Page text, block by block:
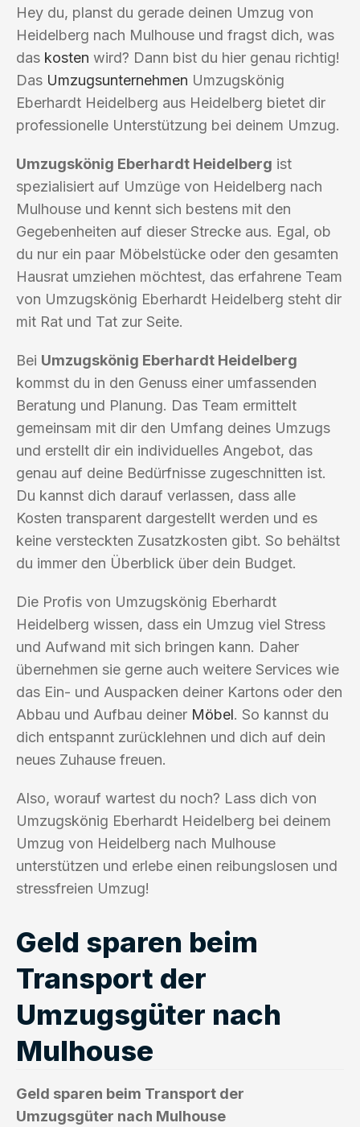
Hey du, planst du gerade deinen Umzug von
Heidelberg nach Mulhouse und fragst dich, was
das kosten wird? Dann bist du hier genau richtig!
Das Umzugsunternehmen Umzugskönig
Eberhardt Heidelberg aus Heidelberg bietet dir
professionelle Unterstützung bei deinem Umzug.
Umzugskönig Eberhardt Heidelberg ist
spezialisiert auf Umzüge von Heidelberg nach
Mulhouse und kennt sich bestens mit den
Gegebenheiten auf dieser Strecke aus. Egal, ob
du nur ein paar Möbelstücke oder den gesamten
Hausrat umziehen möchtest, das erfahrene Team
von Umzugskönig Eberhardt Heidelberg steht dir
mit Rat und Tat zur Seite.
Bei Umzugskönig Eberhardt Heidelberg
kommst du in den Genuss einer umfassenden
Beratung und Planung. Das Team ermittelt
gemeinsam mit dir den Umfang deines Umzugs
und erstellt dir ein individuelles Angebot, das
genau auf deine Bedürfnisse zugeschnitten ist.
Du kannst dich darauf verlassen, dass alle
Kosten transparent dargestellt werden und es
keine versteckten Zusatzkosten gibt. So behältst
du immer den Überblick über dein Budget.
Die Profis von Umzugskönig Eberhardt
Heidelberg wissen, dass ein Umzug viel Stress
und Aufwand mit sich bringen kann. Daher
übernehmen sie gerne auch weitere Services wie
das Ein- und Auspacken deiner Kartons oder den
Abbau und Aufbau deiner Möbel. So kannst du
dich entspannt zurücklehnen und dich auf dein
neues Zuhause freuen.
Also, worauf wartest du noch? Lass dich von
Umzugskönig Eberhardt Heidelberg bei deinem
Umzug von Heidelberg nach Mulhouse
unterstützen und erlebe einen reibungslosen und
stressfreien Umzug!
Geld sparen beim
Transport der
Umzugsgüter nach
Mulhouse
Geld sparen beim Transport der
Umzugsgüter nach Mulhouse